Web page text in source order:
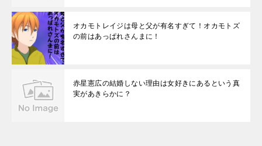
オカモトレイジは母と父が有名すぎて！オカモトズ
の前はあっぱれさんまに！
赤星憲広の結婚しない理由は女好きにあるという真
実があきらかに？